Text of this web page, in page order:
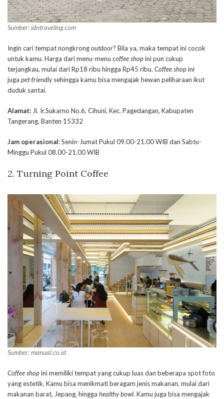
Sumber: idntraveling.com
Ingin cari tempat nongkrongoutdoor? Bila ya, maka tempat ini cocok
untuk kamu. Harga dari menu-menu coffee shopini pun cukup
terjangkau, mulai dari Rp18 ribu hingga Rp45 ribu. Coffee shopini
juga pet-friendlysehingga kamu bisa mengajak hewan peliharaan ikut
duduk santai.
Alamat: Jl. Ir.Sukarno No.6, Cihuni, Kec. Pagedangan, Kabupaten
Tangerang, Banten 15332
Jam operasional: Senin-Jumat Pukul 09.00-21.00 WIB dan Sabtu-
Minggu Pukul 08.00-21.00 WIB
2. Turning Point Coffee
Sumber: manual.co.id
Coffee shopini memiliki tempat yang cukup luas dan beberapa spot foto
yang estetik. Kamu bisa menikmati beragam jenis makanan, mulai dari
makanan barat, Jepang, hingga healthy bowl. Kamu juga bisa mengajak